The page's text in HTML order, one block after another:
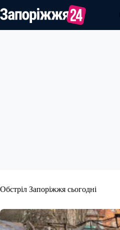
до
вмісту
Обстріл Запоріжжя сьогодні